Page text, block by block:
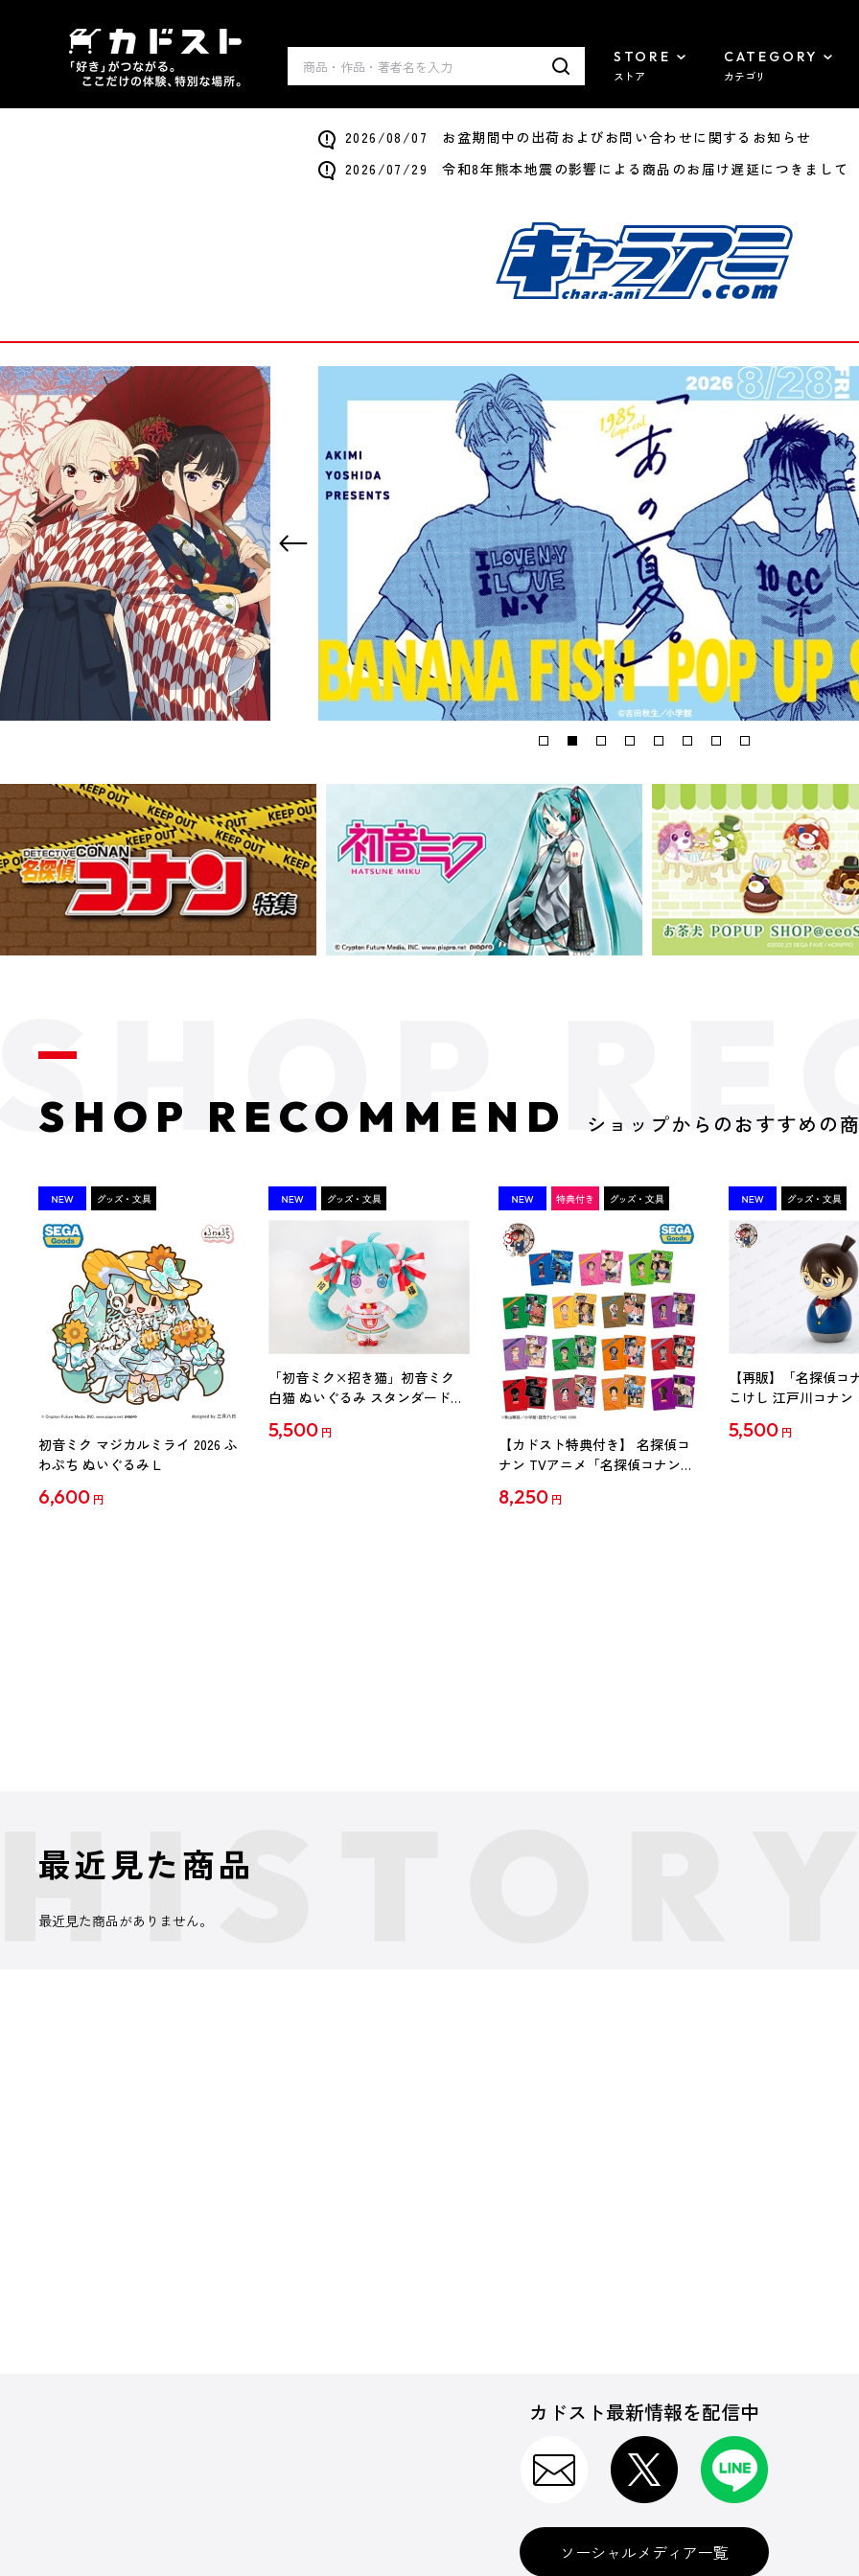
STORE
ストア
CATEGORY
カテゴリ
2026/08/07 お盆期間中の出荷およびお問い合わせに関するお知らせ
2026/07/29 令和8年熊本地震の影響による商品のお届け遅延につきまして
SHOP RECOMMEND ショップからのおすすめの
初音ミク マジカルミライ 2026 ふ
わぷち ぬいぐるみ L
6,600 円
「初音ミク×招き猫」初音ミク
白猫 ぬいぐるみ スタンダード
5,500 円
【カドスト特典付き】 名探偵コ
ナン TVアニメ「名探偵コナン」
【1BOX】
8,250 円
【再販】「名探偵コ
こけし 江戸川コナン
5,500 円
最近見た商品
最近見た商品がありません。
カドスト最新情報を配信中
ソーシャルメディア一覧